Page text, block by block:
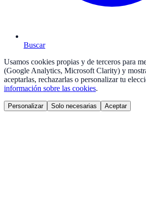
Buscar
Usamos cookies propias y de terceros para
(Google Analytics, Microsoft Clarity) y
aceptarlas, rechazarlas o personalizar tu
información sobre las cookies.
Personalizar Solo necesarias Aceptar